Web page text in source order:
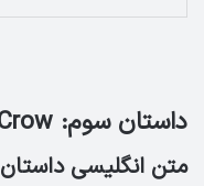
داستان سوم: The Thirsty Crow
متن انگلیسی داستان